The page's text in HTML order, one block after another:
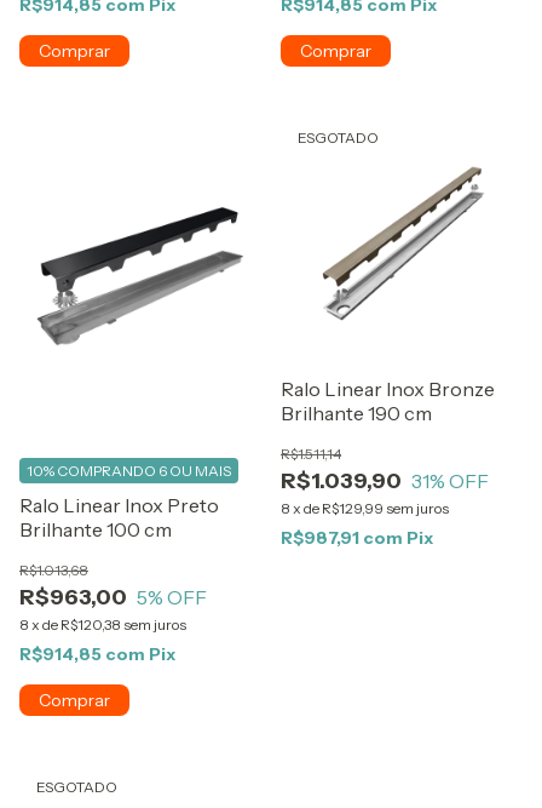
R$914,85 com Pix R$914,85 com Pix
Ralo Linear Inox Preto
Brilhante 100 cm
R$963,00
R$1.013,68
5% OFF
8 x de R$120,38 sem juros
10% COMPRANDO 6 OU MAIS
R$914,85 com Pix
ESGOTADO
Ralo Linear Inox Bronze
Brilhante 190 cm
R$1.039,90
R$1.511,14
31% OFF
8 x de R$129,99 sem juros
R$987,91 com Pix
ESGOTADO